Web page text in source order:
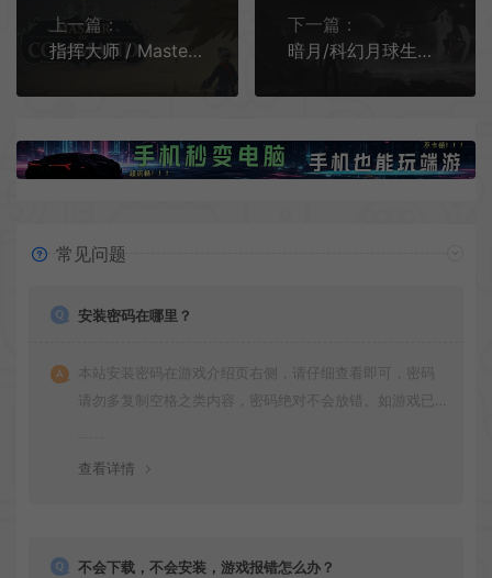
上一篇：
指挥大师 / Master of Command 即时战术策略游戏
下一篇：
暗月/科幻月球生存策略游戏 Dark Moon 下载
常见问题
安装密码在哪里？
本站安装密码在游戏介绍页右侧，请仔细查看即可，密码
请勿多复制空格之类内容，密码绝对不会放错。如游戏已
查看详情
不会下载，不会安装，游戏报错怎么办？